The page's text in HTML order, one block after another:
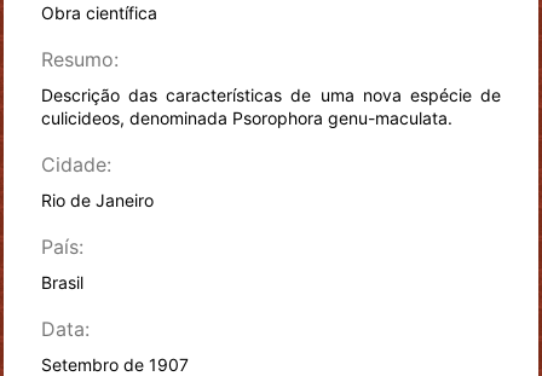
Obra científica
Resumo:
Descrição das características de uma nova espécie de
culicideos, denominada Psorophora genu-maculata.
Cidade:
Rio de Janeiro
País:
Brasil
Data:
Setembro de 1907